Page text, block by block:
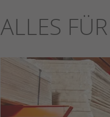
ALLES